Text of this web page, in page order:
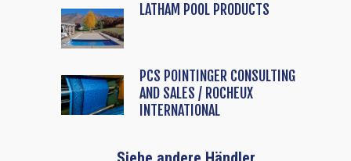
LATHAM POOL PRODUCTS
PCS POINTINGER CONSULTING
AND SALES / ROCHEUX
INTERNATIONAL